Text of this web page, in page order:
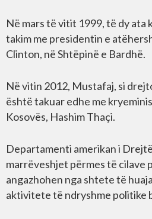
Në mars të vitit 1999, të dy ata
takim me presidentin e
Clinton, në Shtëpinë e Bardhë.
Në vitin 2012, Mustafaj, si
është takuar edhe me
Kosovës, Hashim Thaçi.
Departamenti amerikan i
marrëveshjet përmes të cilave
angazhohen nga shtete të
aktivitete të ndryshme politike